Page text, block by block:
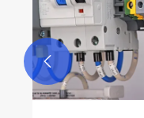
Ukázat více >>
